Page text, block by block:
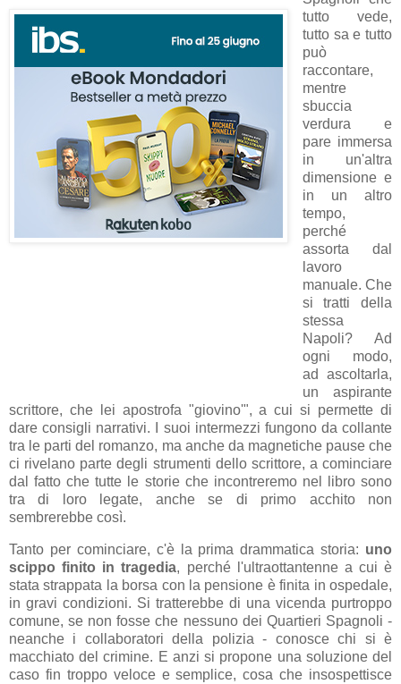
tutto vede,
tutto sa e tutto
può
raccontare,
mentre
sbuccia
verdura e
pare immersa
in un'altra
dimensione e
in un altro
tempo,
perché
assorta dal
lavoro
manuale. Che
si tratti della
stessa
Napoli? Ad
ogni modo,
ad ascoltarla,
un aspirante
scrittore, che lei apostrofa "giovino'", a cui si permette di
dare consigli narrativi. I suoi intermezzi fungono da collante
tra le parti del romanzo, ma anche da magnetiche pause che
ci rivelano parte degli strumenti dello scrittore, a cominciare
dal fatto che tutte le storie che incontreremo nel libro sono
tra di loro legate, anche se di primo acchito non
sembrerebbe così.
Tanto per cominciare, c'è la prima drammatica storia: uno
scippo finito in tragedia, perché l'ultraottantenne a cui è
stata strappata la borsa con la pensione è finita in ospedale,
in gravi condizioni. Si tratterebbe di una vicenda purtroppo
comune, se non fosse che nessuno dei Quartieri Spagnoli -
neanche i collaboratori della polizia - conosce chi si è
macchiato del crimine. E anzi si propone una soluzione del
caso fin troppo veloce e semplice, cosa che insospettisce